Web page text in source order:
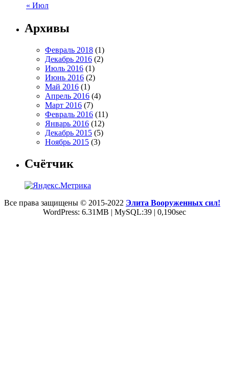
« Июл
Архивы
Февраль 2018 (1)
Декабрь 2016 (2)
Июль 2016 (1)
Июнь 2016 (2)
Май 2016 (1)
Апрель 2016 (4)
Март 2016 (7)
Февраль 2016 (11)
Январь 2016 (12)
Декабрь 2015 (5)
Ноябрь 2015 (3)
Счётчик
Все права защищены © 2015-2022 Элита Вооруженных сил!
WordPress: 6.31MB | MySQL:39 | 0,190sec